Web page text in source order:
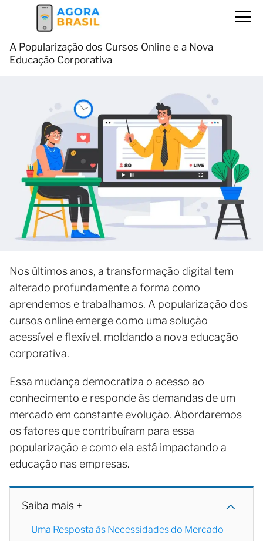
A Popularização dos Cursos Online e a Nova
Educação Corporativa
Nos últimos anos, a transformação digital tem
alterado profundamente a forma como
aprendemos e trabalhamos. A popularização dos
cursos online emerge como uma solução
acessível e flexível, moldando a nova educação
corporativa.
Essa mudança democratiza o acesso ao
conhecimento e responde às demandas de um
mercado em constante evolução. Abordaremos
os fatores que contribuíram para essa
popularização e como ela está impactando a
educação nas empresas.
Saiba mais +
Uma Resposta às Necessidades do Mercado